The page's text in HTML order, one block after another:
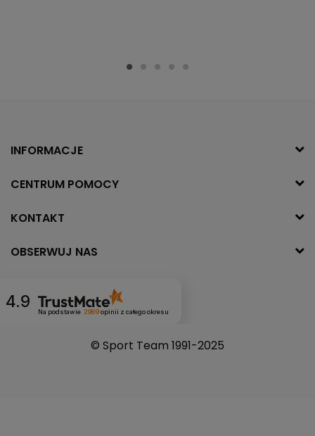
INFORMACJE
CENTRUM POMOCY
KONTAKT
OBSERWUJ NAS
4.9 Na podstawie 2989opinii z całego okresu
© Sport Team 1991-2025